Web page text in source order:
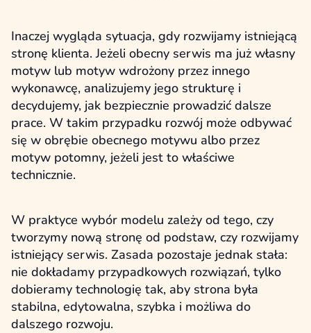
Inaczej wygląda sytuacja, gdy rozwijamy istniejącą
stronę klienta. Jeżeli obecny serwis ma już własny
motyw lub motyw wdrożony przez innego
wykonawcę, analizujemy jego strukturę i
decydujemy, jak bezpiecznie prowadzić dalsze
prace. W takim przypadku rozwój może odbywać
się w obrębie obecnego motywu albo przez
motyw potomny, jeżeli jest to właściwe
technicznie.
W praktyce wybór modelu zależy od tego, czy
tworzymy nową stronę od podstaw, czy rozwijamy
istniejący serwis. Zasada pozostaje jednak stała:
nie dokładamy przypadkowych rozwiązań, tylko
dobieramy technologię tak, aby strona była
stabilna, edytowalna, szybka i możliwa do
dalszego rozwoju.